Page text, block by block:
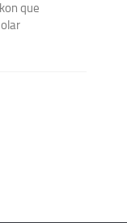
que